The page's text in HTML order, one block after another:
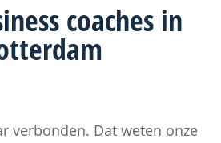
coachesin
verbonden. Dat weten onze